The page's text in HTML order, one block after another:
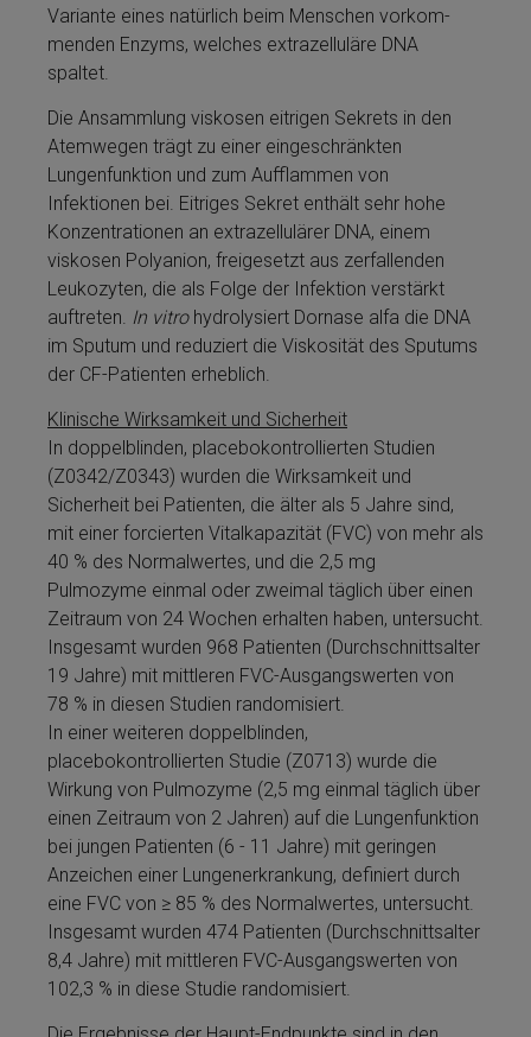
Variante ei­nes na­tür­lich beim Men­schen vor­kom­
men­den Enzyms, welches extrazel­lu­lä­re DNA
spaltet.
Die Ansammlung viskosen eitrigen Se­krets in den
Atemwegen trägt zu ei­ner eingeschränkten
Lungenfunktion und zum Aufflammen von
Infektionen bei. Eitriges Se­kret enthält sehr hohe
Kon­zen­tra­tio­nen an extrazel­lu­lä­rer DNA, ei­nem
viskosen Polyanion, freigesetzt aus zerfallenden
Leukozyten, die als Folge der Infektion verstärkt
auftreten. In vitrohy­dro­ly­siert Dor­nase al­fa die DNA
im Sputum und re­du­ziert die Viskosität des Sputums
der CF-Patienten erheblich.
Klinische Wirk­samkeit und Sicherheit
In dop­pel­blinden, placebokontrollierten Studien
(Z0342/Z0343) wurden die Wirk­samkeit und
Sicherheit bei Patienten, die älter als 5 Jahre sind,
mit ei­ner for­cier­ten Vitalkapazität (FVC) von mehr als
40 % des Normalwertes, und die 2,5 mg
Pulmozyme­ einmal oder zweimal täglich über einen
Zeitraum von 24 Wochen erhalten haben, untersucht.
Insgesamt wurden 968 Patienten (Durchschnittsalter
19 Jahre) mit mittleren FVC-Ausgangswerten von
78 % in diesen Studien randomisiert.
In ei­ner wei­te­ren dop­pel­blinden,
placebokontrollierten Studie (Z0713) wurde die
Wirkung von Pulmozyme­ (2,5 mg einmal täglich über
einen Zeitraum von 2 Jahren) auf die Lungenfunktion
bei jungen Patienten (6 - 11 Jahre) mit geringen
Anzeichen ei­ner Lungenerkrankung, definiert durch
eine FVC von ≥ 85 % des Normalwertes, untersucht.
Insgesamt wurden 474 Patienten (Durchschnittsalter
8,4 Jahre) mit mittleren FVC-Ausgangswerten von
102,3 % in diese Studie randomisiert.